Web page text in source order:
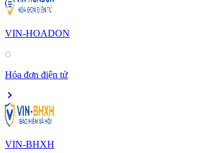
VIN-HOADON
Hóa đơn điện tử
VIN-BHXH